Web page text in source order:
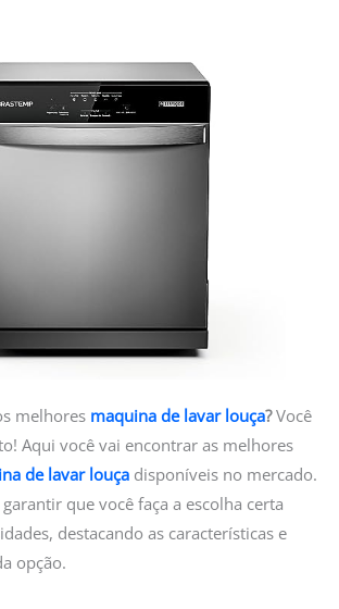
melhores maquina de lavar louça?Você
Aqui você vai encontrar as melhores
de lavar louça disponíveis no mercado.
que você faça a escolha certa
destacando as características e
opção.